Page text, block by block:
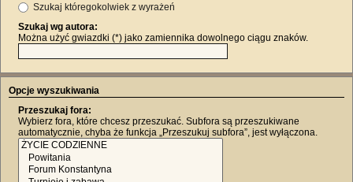
Szukaj któregokolwiek z wyrażeń
Szukaj wg autora:
Można użyć gwiazdki (*) jako zamiennika dowolnego ciągu znaków.
Opcje wyszukiwania
Przeszukaj fora:
Wybierz fora, które chcesz przeszukać. Subfora są przeszukiwane
automatycznie, chyba że funkcja „Przeszukuj subfora”, jest wyłączona.